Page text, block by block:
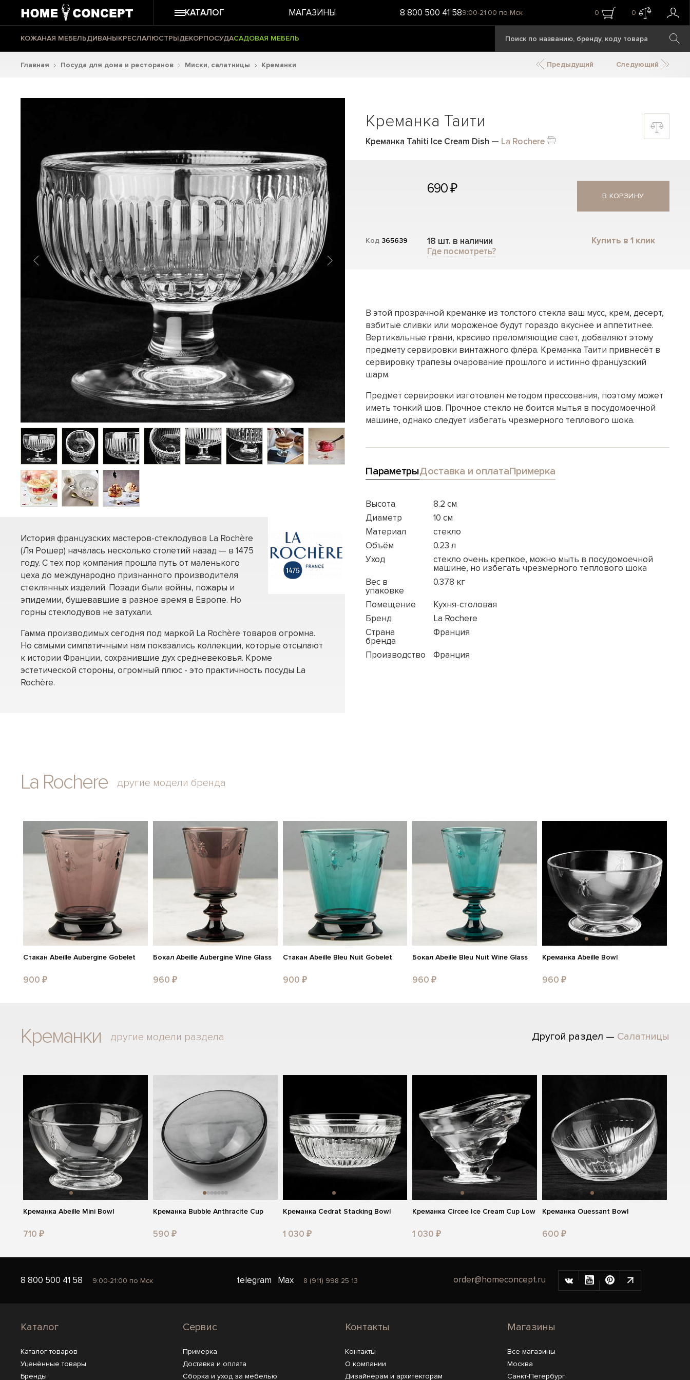
КАТАЛОГ МАГАЗИНЫ 8 800 500 41 589:00-21:00 по Мск 0 0
КОЖАНАЯ МЕБЕЛЬДИВАНЫКРЕСЛАЛЮСТРЫДЕКОРПОСУДАСАДОВАЯ МЕБЕЛЬ
Главная Посуда для дома и ресторанов Миски, салатницы Креманки Предыдущий Следующий
История французских мастеров-стеклодувов La Rochère
(Ля Рошер) началась несколько столетий назад — в 1475
году. С тех пор компания прошла путь от маленького
цеха до международно признанного производителя
стеклянных изделий. Позади были войны, пожары и
эпидемии, бушевавшие в разное время в Европе. Но
горны стеклодувов не затухали.
Гамма производимых сегодня под маркой La Rochère товаров огромна.
Но самыми симпатичными нам показались коллекции, которые отсылают
к истории Франции, сохранившие дух средневековья. Кроме
эстетической стороны, огромный плюс - это практичность посуды La
Rochère.
Креманка Таити
Креманка Tahiti Ice Cream Dish — La Rochere
Код 365639
690 ₽
18 шт. в наличии
Где посмотреть?
В КОРЗИНУ
Купить в 1 клик
В этой прозрачной креманке из толстого стекла ваш мусс, крем, десерт,
взбитые сливки или мороженое будут гораздо вкуснее и аппетитнее.
Вертикальные грани, красиво преломляющие свет, добавляют этому
предмету сервировки винтажного флёра. Креманка Таити привнесёт в
сервировку трапезы очарование прошлого и истинно французский
шарм.
Предмет сервировки изготовлен методом прессования, поэтому может
иметь тонкий шов. Прочное стекло не боится мытья в посудомоечной
машине, однако следует избегать чрезмерного теплового шока.
ПараметрыДоставка и оплатаПримерка
Высота
8.2 см
Диаметр
10 см
Материал
стекло
Объём
0.23 л
Уход
стекло очень крепкое, можно мыть в посудомоечной
машине, но избегать чрезмерного теплового шока
Вес в
упаковке
0.378 кг
Помещение
Кухня-столовая
Бренд
La Rochere
Страна
бренда
Франция
Производство Франция
La Rochere другие модели бренда
Стакан Abeille Aubergine Gobelet
900 ₽
Бокал Abeille Aubergine Wine Glass
960 ₽
Стакан Abeille Bleu Nuit Gobelet
900 ₽
Бокал Abeille Bleu Nuit Wine Glass
960 ₽
Креманка Abeille Bowl
960 ₽
Креманки другие модели раздела Другой раздел — Салатницы
Креманка Abeille Mini Bowl
710 ₽
Креманка Bubble Anthracite Cup
590 ₽
Креманка Cedrat Stacking Bowl
1 030 ₽
Креманка Circee Ice Cream Cup Low
1 030 ₽
Креманка Ouessant Bowl
600 ₽
8 800 500 41 58 9:00-21:00 по Мск telegram Max 8 (911) 998 25 13 order@homeconcept.ru
Каталог
Каталог товаров
Уценённые товары
Бренды
Сервис
Примерка
Доставка и оплата
Сборка и уход за мебелью
Контакты
Контакты
О компании
Дизайнерам и архитекторам
Магазины
Все магазины
Москва
Санкт-Петербург